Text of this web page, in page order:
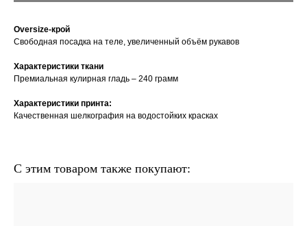
Oversize-крой
Свободная посадка на теле, увеличенный объём рукавов
Характеристики ткани
Премиальная кулирная гладь – 240 грамм
Характеристики принта:
Качественная шелкография на водостойких красках
С этим товаром также покупают: